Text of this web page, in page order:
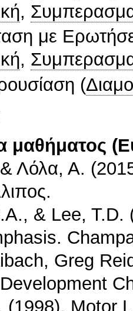
,
με
,
(
μαθήματος
Λόλα, Α.
& Lee,
Greg
(1998). Motor